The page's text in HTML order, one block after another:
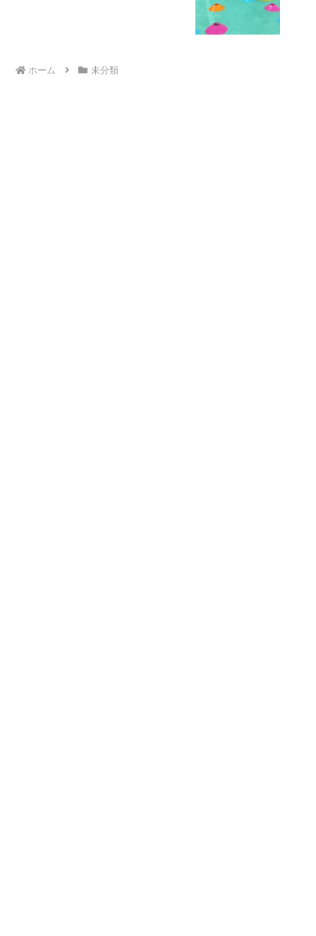
ホーム 未分類